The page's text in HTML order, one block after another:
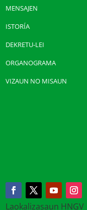
MENSAJEN
ISTORÍA
DEKRETU-LEI
ORGANOGRAMA
VIZAUN NO MISAUN
Laokalizasaun HNGV